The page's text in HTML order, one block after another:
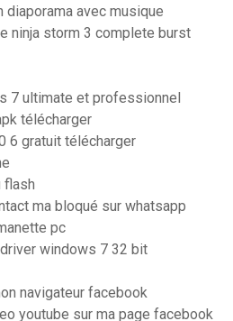
avec musique
ninja storm 3 complete burst
7 ultimate et professionnel
télécharger
6 gratuit télécharger
flash
ma bloqué sur whatsapp
pc
windows 7 32 bit
navigateur facebook
youtube sur ma page facebook